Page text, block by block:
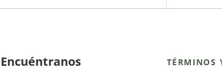
Encuéntranos TÉRMINOS